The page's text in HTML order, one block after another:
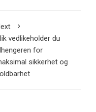
vedlikeholder du
for
sikkerhet og